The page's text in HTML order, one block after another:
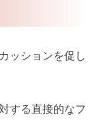
ッションを促し
する直接的なフ